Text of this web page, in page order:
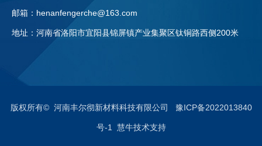
邮箱：henanfengerche@163.com
地址：河南省洛阳市宜阳县锦屏镇产业集聚区钛铜路西侧200米
手机：13598186911
版权所有© 河南丰尔彻新材料科技有限公司 豫ICP备2022013840
号-1 慧牛技术支持